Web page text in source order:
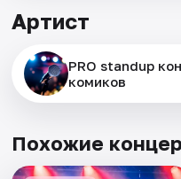
Артист
PRO standup
комиков
Похожие